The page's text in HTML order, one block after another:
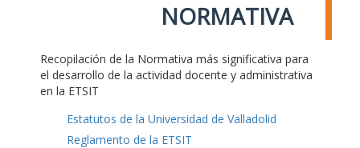
NORMATIVA
Recopilación de la Normativa más significativa para
el desarrollo de la actividad docente y administrativa
en la ETSIT
Estatutos de la Universidad de Valladolid
Reglamento de la ETSIT